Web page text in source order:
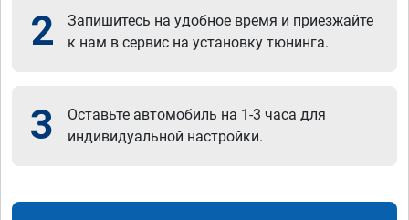
2
Запишитесь на удобное время и приезжайте
к нам в сервис на установку тюнинга.
3
Оставьте автомобиль на 1-3 часа для
индивидуальной настройки.